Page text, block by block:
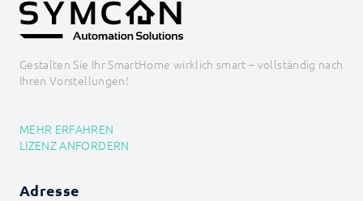
VerbrauchsAlarm
Wasser-Alarm
Watchdog
Kern Instanzen
I/O Instanzen
BEFEHLSREFERENZ
ENTWICKLERBEREICH
Gestalten Sie Ihr SmartHome wirklich smart – vollständig nach
Ihren Vorstellungen!
MEHR ERFAHREN
LIZENZ ANFORDERN
Adresse